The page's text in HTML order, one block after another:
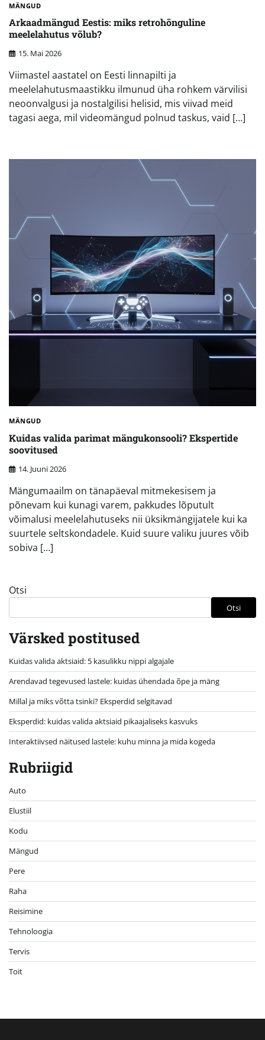
MÄNGUD
Arkaadmängud Eestis: miks retrohõnguline
meelelahutus võlub?
15. Mai 2026
Viimastel aastatel on Eesti linnapilti ja
meelelahutusmaastikku ilmunud üha rohkem värvilisi
neoonvalgusi ja nostalgilisi helisid, mis viivad meid
tagasi aega, mil videomängud polnud taskus, vaid […]
MÄNGUD
Kuidas valida parimat mängukonsooli? Ekspertide
soovitused
14. Juuni 2026
Mängumaailm on tänapäeval mitmekesisem ja
põnevam kui kunagi varem, pakkudes lõputult
võimalusi meelelahutuseks nii üksikmängijatele kui ka
suurtele seltskondadele. Kuid suure valiku juures võib
sobiva […]
Otsi
Otsi
Värsked postitused
Kuidas valida aktsiaid: 5 kasulikku nippi algajale
Arendavad tegevused lastele: kuidas ühendada õpe ja mäng
Millal ja miks võtta tsinki? Eksperdid selgitavad
Eksperdid: kuidas valida aktsiaid pikaajaliseks kasvuks
Interaktiivsed näitused lastele: kuhu minna ja mida kogeda
Rubriigid
Auto
Elustiil
Kodu
Mängud
Pere
Raha
Reisimine
Tehnoloogia
Tervis
Toit